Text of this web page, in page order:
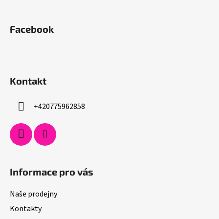
Facebook
Kontakt
+420775962858
Informace pro vás
Naše prodejny
Kontakty